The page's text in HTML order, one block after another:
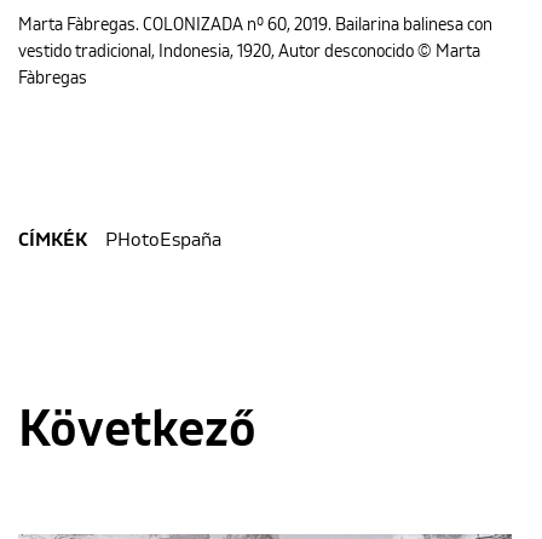
Marta Fàbregas. COLONIZADA nº 60, 2019. Bailarina balinesa con
vestido tradicional, Indonesia, 1920, Autor desconocido © Marta
Fàbregas
CÍMKÉK PHotoEspaña
Következő